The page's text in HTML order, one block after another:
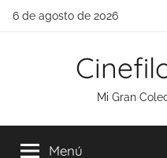
Saltar
6 de agosto de 2026
Mi Gran
Menú